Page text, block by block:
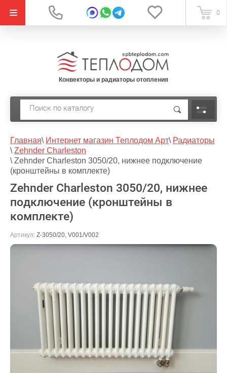
0
Конвекторы и радиаторы отопления
Главная\ Интернет магазин Теплодом Арт\ Радиаторы
\ Zehnder Charleston
\ Zehnder Charleston 3050/20, нижнее подключение
(кронштейны в комплекте)
Zehnder Charleston 3050/20, нижнее
подключение (кронштейны в
комплекте)
Артикул: Z-3050/20, V001/V002
В наличии